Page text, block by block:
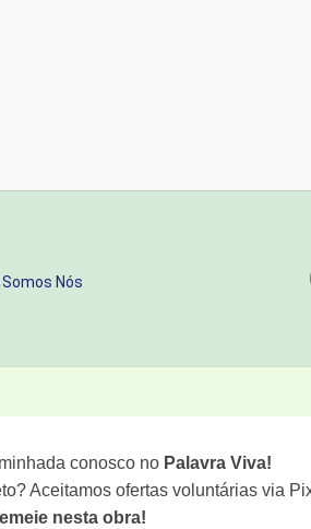
Nós
conosco no Palavra Viva!
Aceitamos ofertas voluntárias via
nesta obra!